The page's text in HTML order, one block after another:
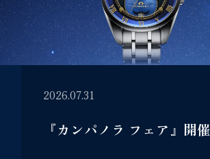
2026.07.31
『カンパノラ フェア』開催